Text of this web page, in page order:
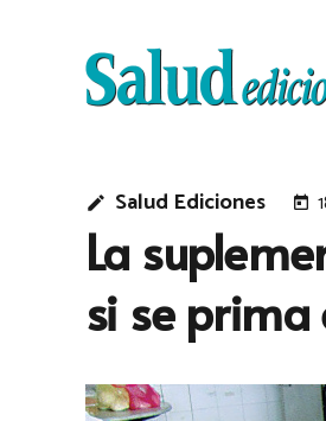
edit Salud Ediciones today
La
si se